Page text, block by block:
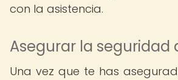
con la asistencia.
Asegurar la seguridad
Una vez que te has